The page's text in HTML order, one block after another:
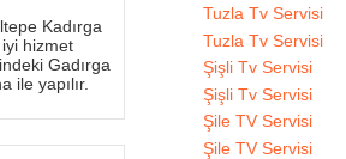
Kadırga
hizmet
Gadırga
ile yapılır.
Tuzla Tv Servisi
Tuzla Tv Servisi
Şişli Tv Servisi
Şişli Tv Servisi
Şile TV Servisi
Şile TV Servisi